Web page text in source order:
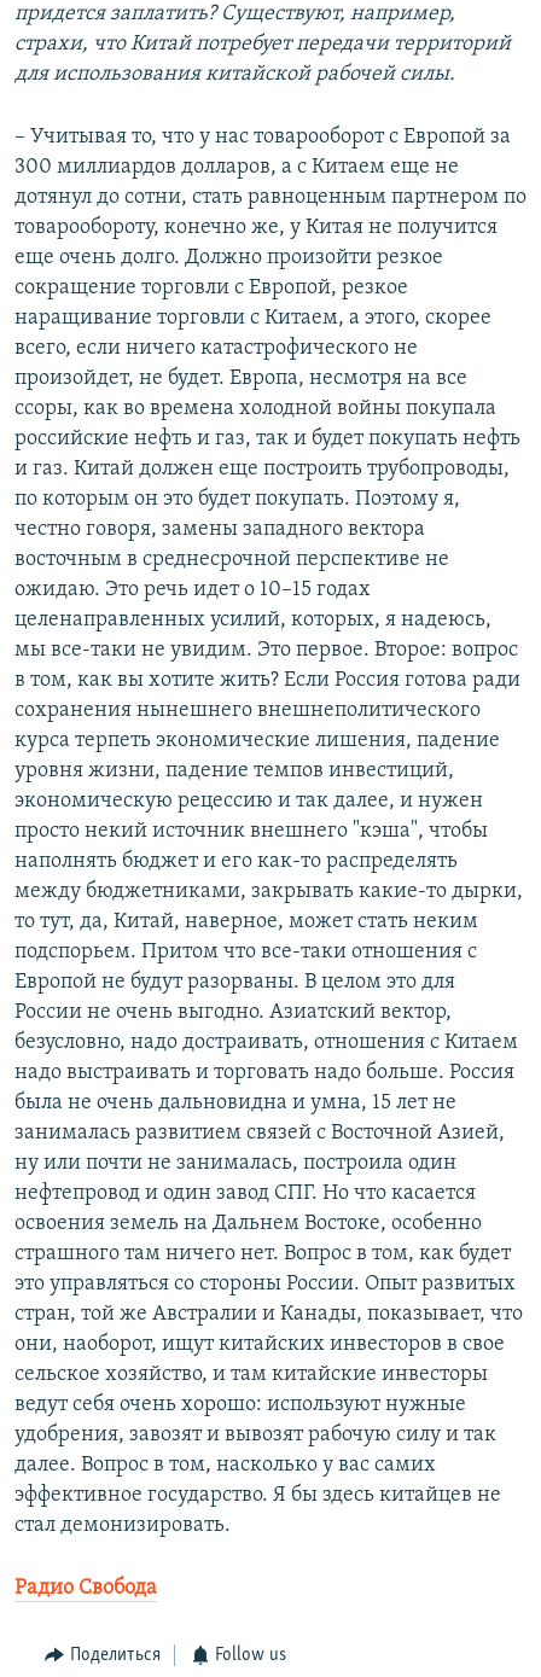
придется заплатить? Существуют, например,
страхи, что Китай потребует передачи территорий
для использования китайской рабочей силы.
– Учитывая то, что у нас товарооборот с Европой за
300 миллиардов долларов, а с Китаем еще не
дотянул до сотни, стать равноценным партнером по
товарообороту, конечно же, у Китая не получится
еще очень долго. Должно произойти резкое
сокращение торговли с Европой, резкое
наращивание торговли с Китаем, а этого, скорее
всего, если ничего катастрофического не
произойдет, не будет. Европа, несмотря на все
ссоры, как во времена холодной войны покупала
российские нефть и газ, так и будет покупать нефть
и газ. Китай должен еще построить трубопроводы,
по которым он это будет покупать. Поэтому я,
честно говоря, замены западного вектора
восточным в среднесрочной перспективе не
ожидаю. Это речь идет о 10–15 годах
целенаправленных усилий, которых, я надеюсь,
мы все-таки не увидим. Это первое. Второе: вопрос
в том, как вы хотите жить? Если Россия готова ради
сохранения нынешнего внешнеполитического
курса терпеть экономические лишения, падение
уровня жизни, падение темпов инвестиций,
экономическую рецессию и так далее, и нужен
просто некий источник внешнего "кэша", чтобы
наполнять бюджет и его как-то распределять
между бюджетниками, закрывать какие-то дырки,
то тут, да, Китай, наверное, может стать неким
подспорьем. Притом что все-таки отношения с
Европой не будут разорваны. В целом это для
России не очень выгодно. Азиатский вектор,
безусловно, надо достраивать, отношения с Китаем
надо выстраивать и торговать надо больше. Россия
была не очень дальновидна и умна, 15 лет не
занималась развитием связей с Восточной Азией,
ну или почти не занималась, построила один
нефтепровод и один завод СПГ. Но что касается
освоения земель на Дальнем Востоке, особенно
страшного там ничего нет. Вопрос в том, как будет
это управляться со стороны России. Опыт развитых
стран, той же Австралии и Канады, показывает, что
они, наоборот, ищут китайских инвесторов в свое
сельское хозяйство, и там китайские инвесторы
ведут себя очень хорошо: используют нужные
удобрения, завозят и вывозят рабочую силу и так
далее. Вопрос в том, насколько у вас самих
эффективное государство. Я бы здесь китайцев не
стал демонизировать.
Радио Свобода
Поделиться Follow us